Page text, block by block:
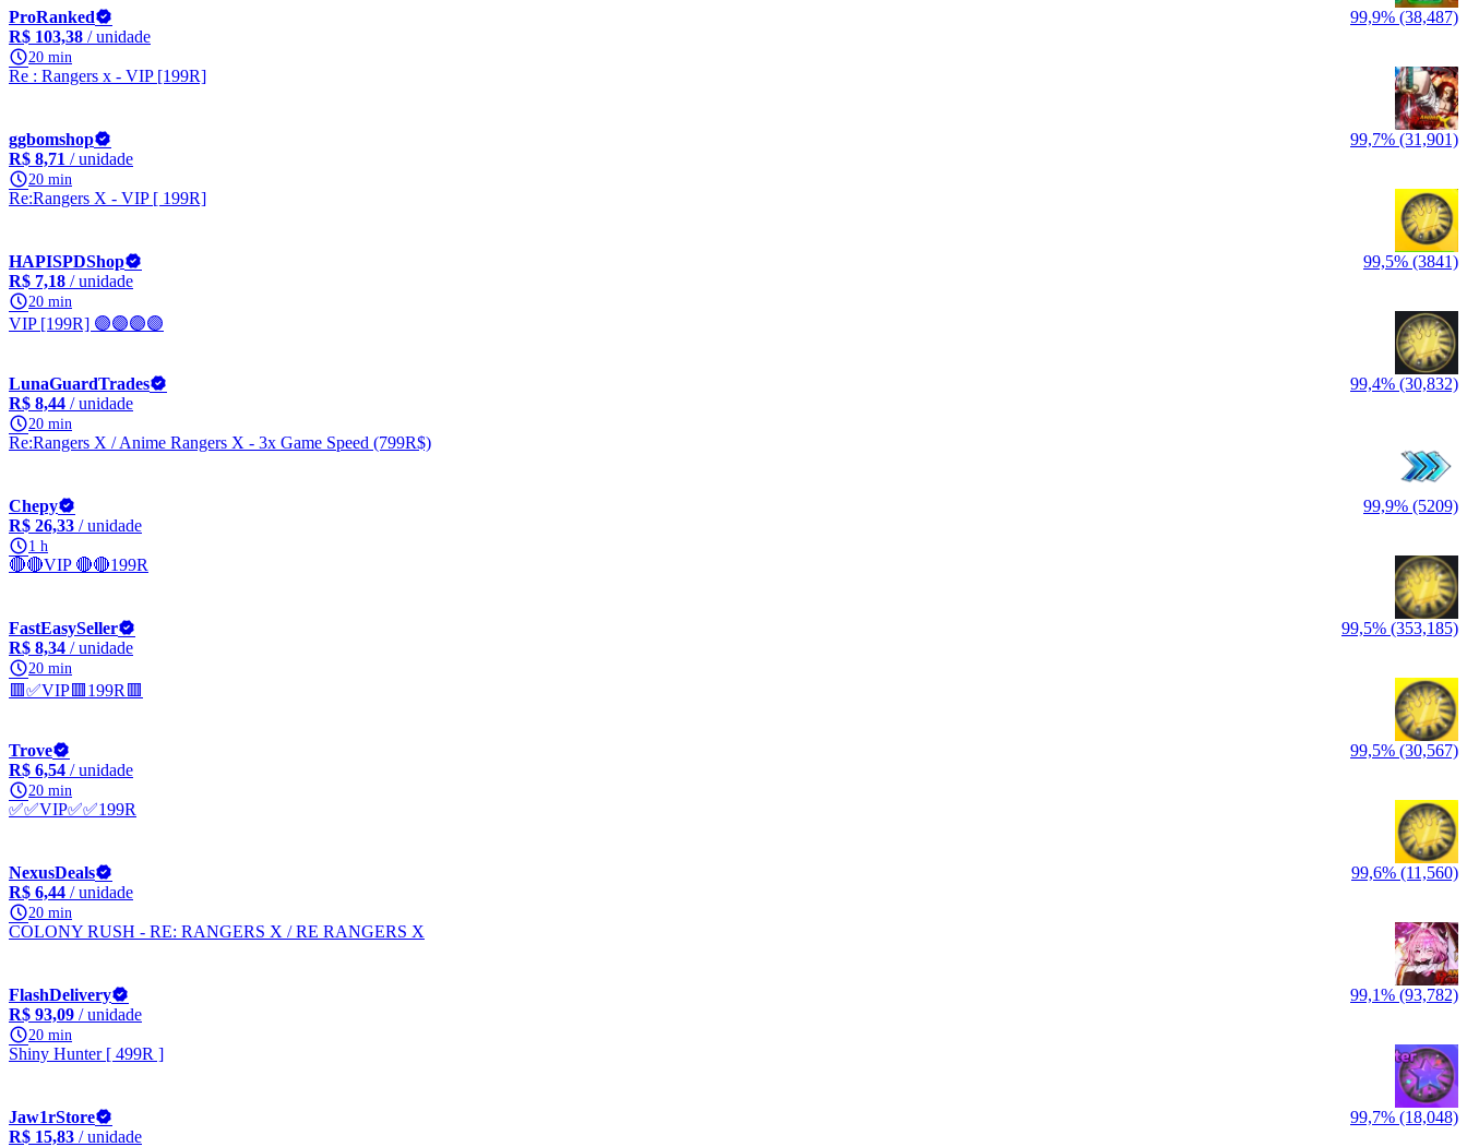
ProRanked
99,9% (38,487)
R$ 103,38 / unidade
20 min
Re : Rangers x - VIP [199R]
ggbomshop
99,7% (31,901)
R$ 8,71 / unidade
20 min
Re:Rangers X - VIP [ 199R]
HAPISPDShop
99,5% (3841)
R$ 7,18 / unidade
20 min
VIP [199R] 🟣🟣🟣🟣
LunaGuardTrades
99,4% (30,832)
R$ 8,44 / unidade
20 min
Re:Rangers X / Anime Rangers X - 3x Game Speed (799R$)
Chepy
99,9% (5209)
R$ 26,33 / unidade
1 h
🔴🔴VIP 🔴🔴199R
FastEasySeller
99,5% (353,185)
R$ 8,34 / unidade
20 min
🟥✅VIP🟥199R🟥
Trove
99,5% (30,567)
R$ 6,54 / unidade
20 min
✅✅VIP✅✅199R
NexusDeals
99,6% (11,560)
R$ 6,44 / unidade
20 min
COLONY RUSH - RE: RANGERS X / RE RANGERS X
FlashDelivery
99,1% (93,782)
R$ 93,09 / unidade
20 min
Shiny Hunter [ 499R ]
Jaw1rStore
99,7% (18,048)
R$ 15,83 / unidade